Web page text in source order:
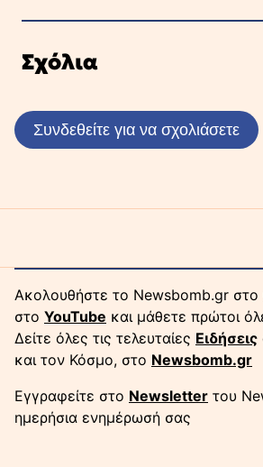
Σχόλια
Συνδεθείτε για να σχολιάσετε
Ακολουθήστε το Newsbomb.gr στο
στο YouTube και μάθετε πρώτοι
Δείτε όλες τις τελευταίες Ειδήσεις
και τον Κόσμο, στο Newsbomb.gr
Εγγραφείτε στο Newsletter του
ημερήσια ενημέρωσή σας